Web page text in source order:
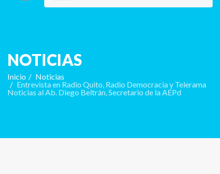
NOTICIAS
Inicio
Noticias
Entrevista en Radio Quito, Radio Democracia y Telerama
Noticias al Ab. Diego Beltrán, Secretario de la AEPd